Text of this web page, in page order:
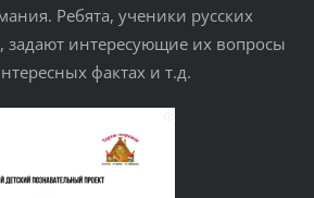
Ребята, ученики русских
задают интересующие их вопросы
фактах и т.д.